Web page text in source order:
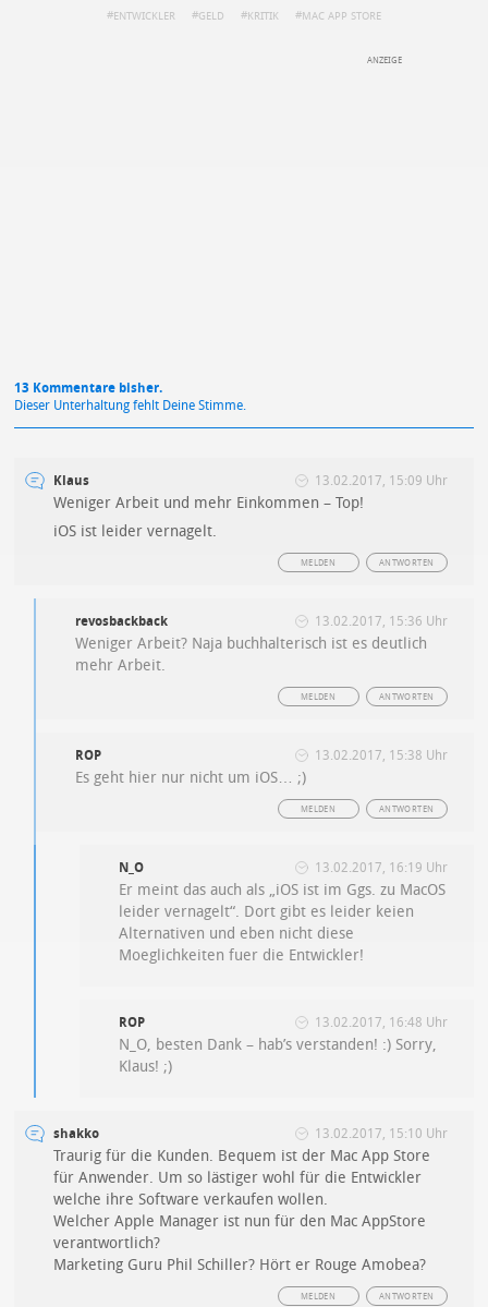
ENTWICKLER GELD KRITIK MAC APP STORE
13 Kommentare bisher.
Dieser Unterhaltung fehlt Deine Stimme.
Klaus 13.02.2017, 15:09 Uhr
Weniger Arbeit und mehr Einkommen – Top!
iOS ist leider vernagelt.
ANTWORTEN
MELDEN
revosbackback 13.02.2017, 15:36 Uhr
Weniger Arbeit? Naja buchhalterisch ist es deutlich
mehr Arbeit.
ANTWORTEN
MELDEN
ROP 13.02.2017, 15:38 Uhr
Es geht hier nur nicht um iOS… ;)
ANTWORTEN
MELDEN
N_O 13.02.2017, 16:19 Uhr
Er meint das auch als „iOS ist im Ggs. zu MacOS
leider vernagelt“. Dort gibt es leider keien
Alternativen und eben nicht diese
Moeglichkeiten fuer die Entwickler!
ROP 13.02.2017, 16:48 Uhr
N_O, besten Dank – hab’s verstanden! :) Sorry,
Klaus! ;)
shakko 13.02.2017, 15:10 Uhr
Traurig für die Kunden. Bequem ist der Mac App Store
für Anwender. Um so lästiger wohl für die Entwickler
welche ihre Software verkaufen wollen.
Welcher Apple Manager ist nun für den Mac AppStore
verantwortlich?
Marketing Guru Phil Schiller? Hört er Rouge Amobea?
ANTWORTEN
MELDEN